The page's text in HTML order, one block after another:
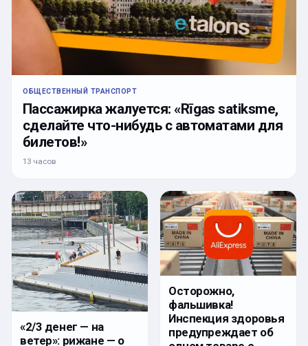
ОБЩЕСТВЕННЫЙ ТРАНСПОРТ
Пассажирка жалуется: «Rīgas satiksme,
сделайте что-нибудь с автоматами для
билетов!»
13 часов
«2/3 денег — на
ветер»: рижане — о
Осторожно,
фальшивка!
Инспекция здоровья
предупреждает об